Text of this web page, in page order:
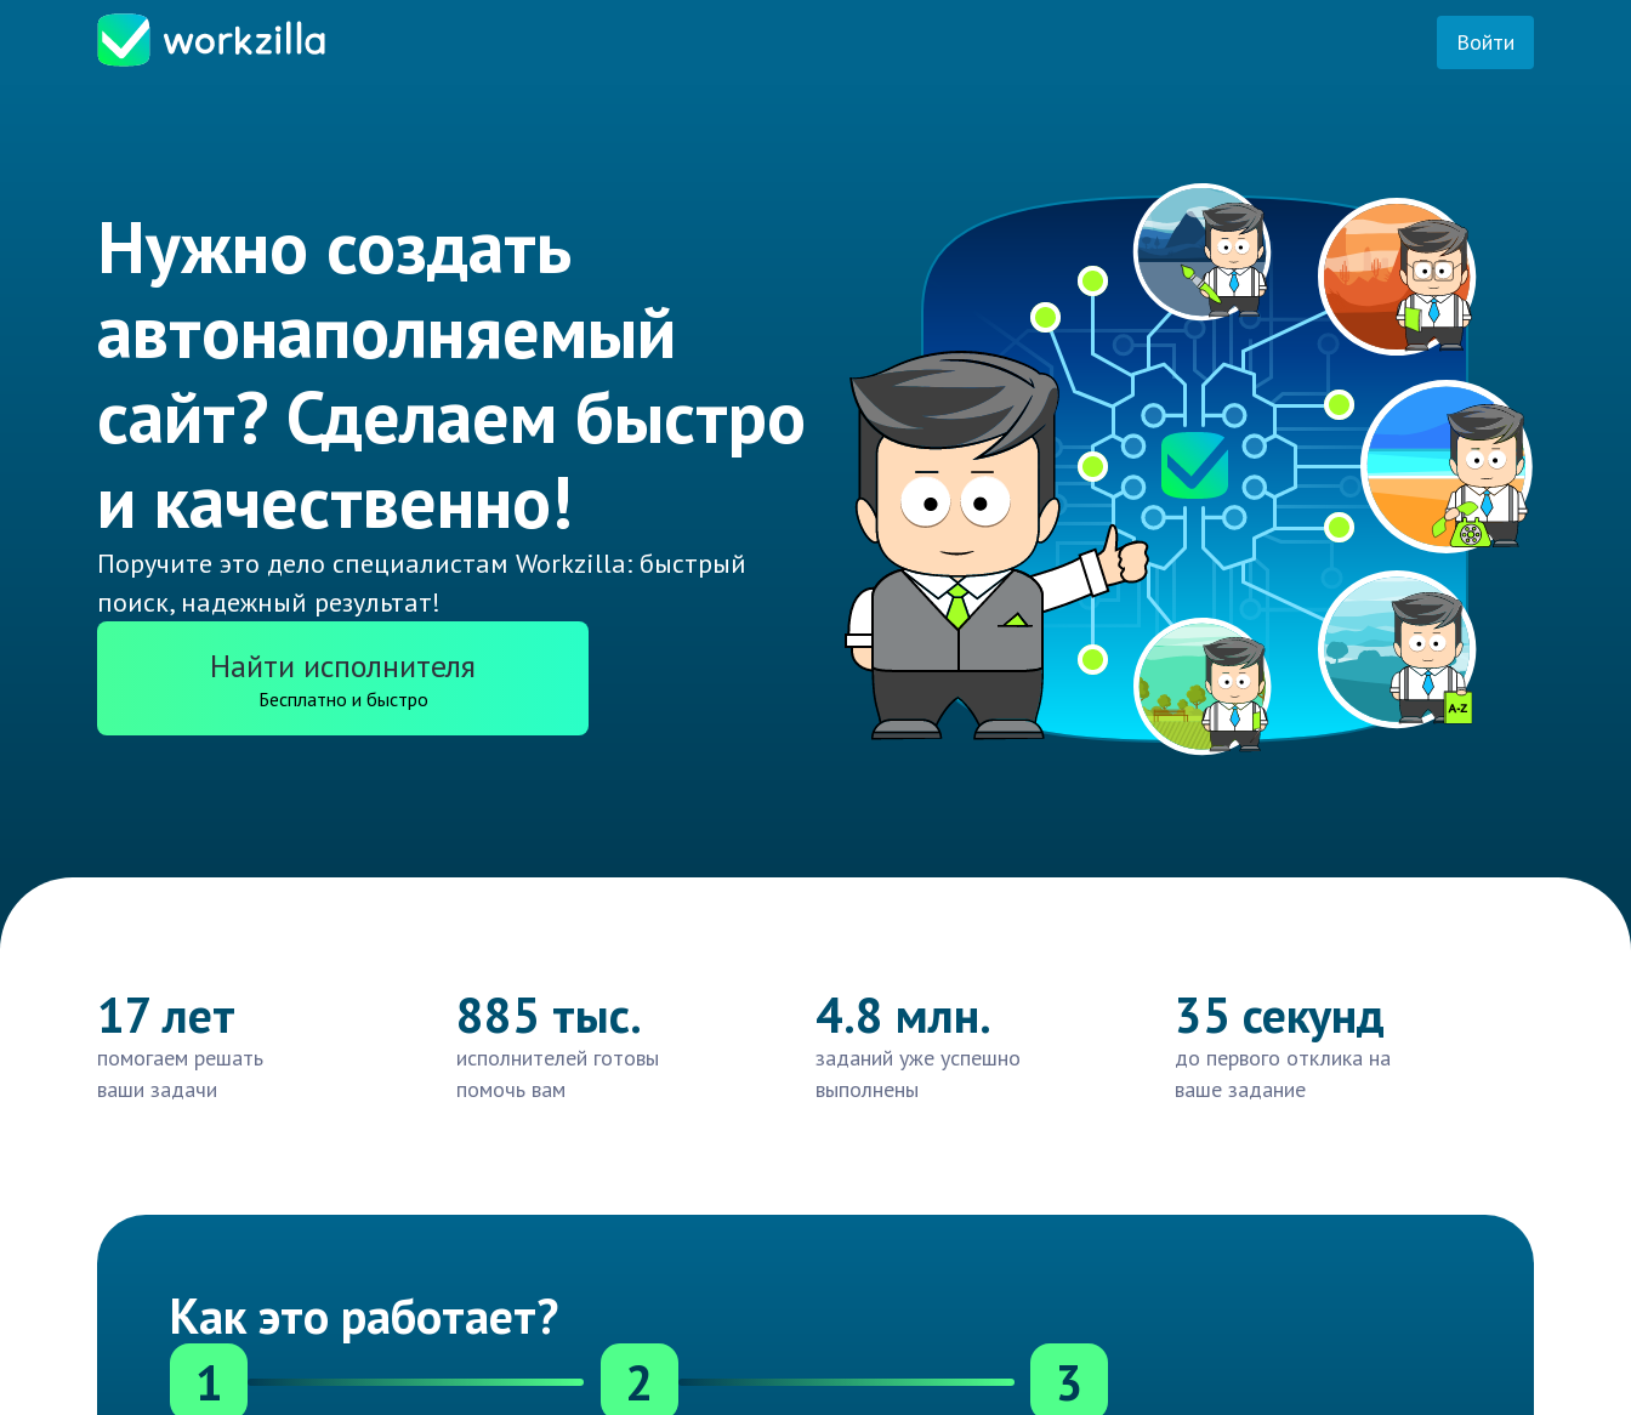
Войти
Нужно создать
автонаполняемый
сайт? Сделаем быстро
и качественно!
Поручите это дело специалистам Workzilla: быстрый
поиск, надежный результат!
Найти исполнителя
Бесплатно и быстро
17 лет
помогаем решать
ваши задачи
885 тыс.
исполнителей готовы
помочь вам
4.8 млн.
заданий уже успешно
выполнены
35 секунд
до первого отклика на
ваше задание
Как это работает?
1
2 3